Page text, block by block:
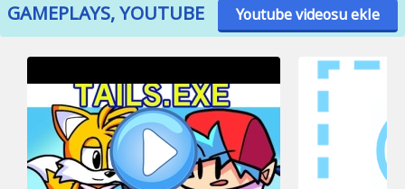
GAMEPLAYS, YOUTUBE Youtube videosu ekle